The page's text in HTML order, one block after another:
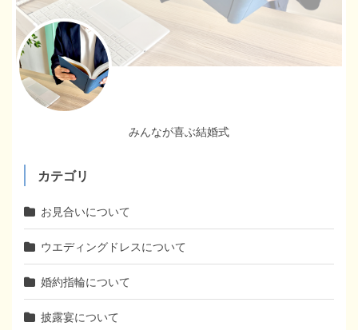
みんなが喜ぶ結婚式
カテゴリ
お見合いについて
ウエディングドレスについて
婚約指輪について
披露宴について